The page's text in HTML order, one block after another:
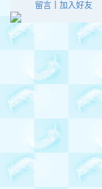
留言｜ 加入好友